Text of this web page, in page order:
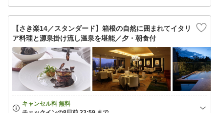
【さき楽14／スタンダード】箱根の自然に囲まれてイタリ
ア料理と源泉掛け流し温泉を堪能／夕・朝食付